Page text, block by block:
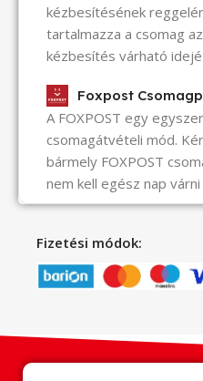
kézbesítésének
tartalmazza a csomag
kézbesítés várható
Foxpost
A FOXPOST egy
csomagátvételi mód.
bármely FOXPOST
nem kell egész nap
Fizetési módok: